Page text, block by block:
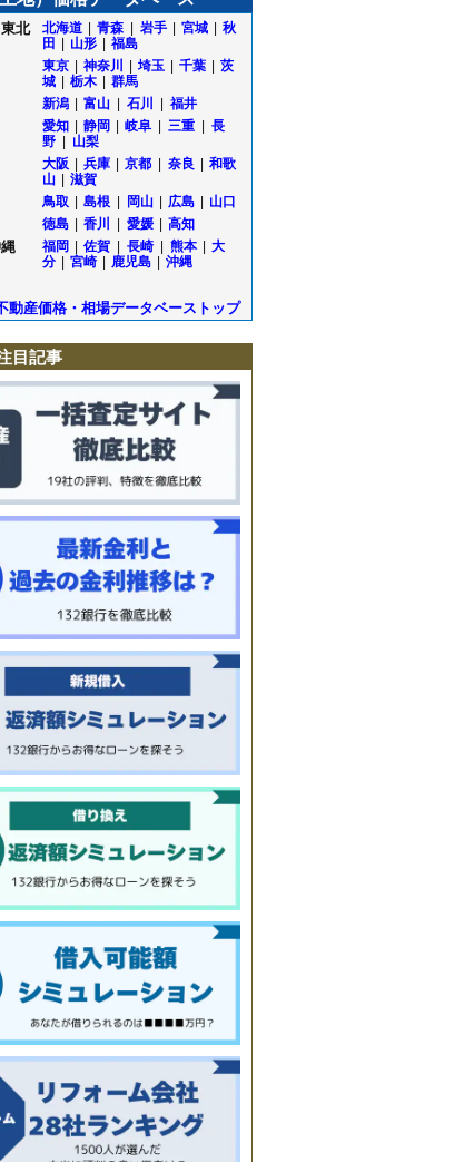
北 北海道 青森 岩手 宮城
秋
田
山形 福島
東京 神奈川 埼玉 千葉
茨
城
栃木 群馬
新潟 富山 石川 福井
愛知 静岡 岐阜 三重
長
野
山梨
大阪 兵庫 京都 奈良
和歌
山
滋賀
鳥取 島根 岡山 広島 山口
徳島 香川 愛媛 高知
福岡 佐賀 長崎 熊本
大
分
宮崎 鹿児島 沖縄
動産価格・相場データベーストップ
目記事